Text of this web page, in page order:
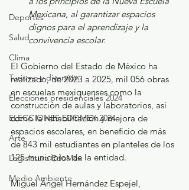
Deportes
Salud
Clima
Turismo y diversión
Elecciones presidenciales 2024
ELECCIONES EDOMEX 2024
Arte
Legislatura EdoMéx
Medio Ambiente
Mexicana, al garantizar espacios
dignos para el aprendizaje y la
convivencia escolar.
El Gobierno del Estado de México ha
realizado, de 2023 a 2025, mil 056 obras
en escuelas mexiquenses como la
construcción de aulas y laboratorios, así
como la rehabilitación y mejora de
espacios escolares, en beneficio de más
de 843 mil estudiantes en planteles de los
125 municipios de la entidad.
Miguel Ángel Hernández Espejel,